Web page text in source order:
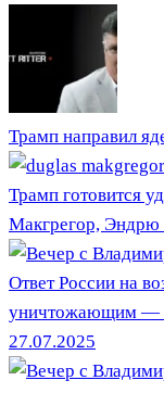
Трамп направил
Трамп готовится
Макгрегор, Эндрю
Ответ России на
уничтожающим —
27.07.2025